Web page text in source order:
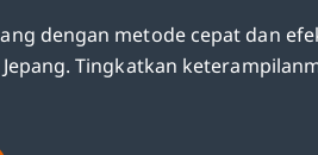
dengan metode cepat dan
Tingkatkan